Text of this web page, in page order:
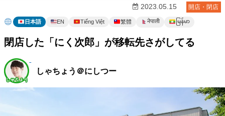
開店・閉店
2023.05.15
日本語 EN Tiếng Việt 繁體 नेपाली မြန်မာ
閉店した「にく次郎」が移転先さがしてる
しゃちょう＠にしつー